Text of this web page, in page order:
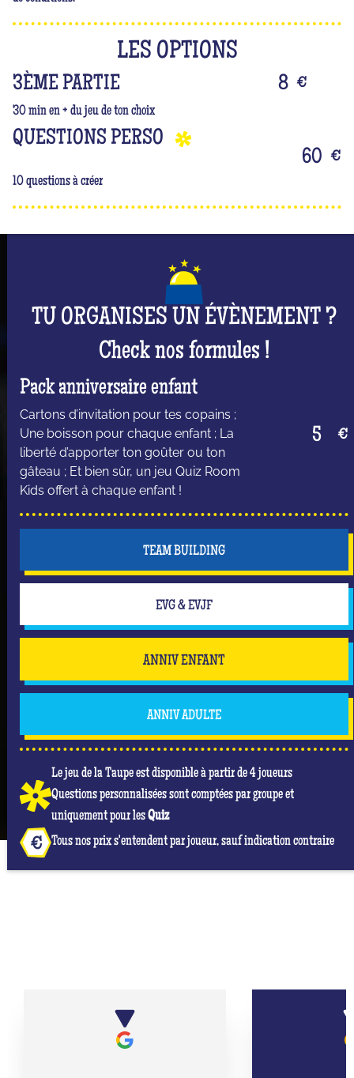
LES OPTIONS
3ÈME PARTIE
30 min en + du jeu de ton choix
8 €
QUESTIONS PERSO
10 questions à créer
60 €
TU ORGANISES UN ÉVÈNEMENT ?
Check nos formules !
Pack anniversaire enfant
Cartons d’invitation pour tes copains ;
Une boisson pour chaque enfant ; La
liberté d’apporter ton goûter ou ton
gâteau ; Et bien sûr, un jeu Quiz Room
Kids offert à chaque enfant !
5 €
TEAM BUILDING
EVG & EVJF
ANNIV ENFANT
ANNIV ADULTE
Le jeu de la Taupe est disponible à partir de 4 joueurs
Questions personnalisées sont comptées par groupe et
uniquement pour lesQuiz
Tous nos prix s'entendent par joueur, sauf indication contraire